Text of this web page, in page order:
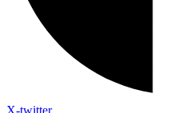
X-twitter